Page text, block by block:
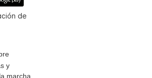
de
y
marcha.